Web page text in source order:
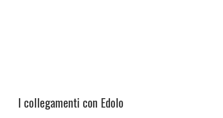
I collegamenti con Edolo